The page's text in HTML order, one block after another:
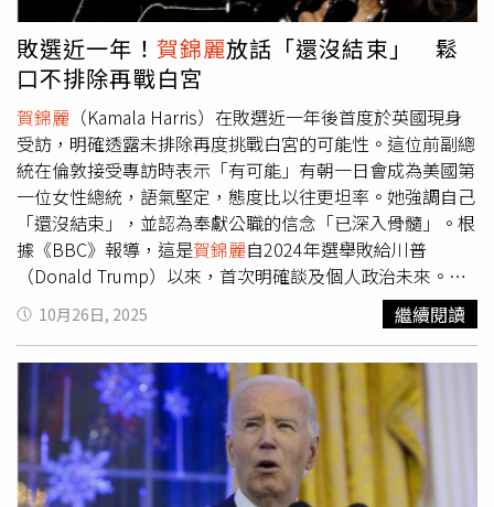
接班人，稱2人「勢不可擋」，並「我只能說，我們這邊有
一群非常優秀的人，而民主黨那邊沒有。」然而，若要真正
讓川普合法挑戰第3任，必須先修改憲法。這項程序不僅需
獲得國會2院2/3支持，還可能涉及各州召開制憲會議，被外
界視為幾乎不可能完成的政治任務。另一方面，民主黨內部
也開始浮現2028年總統選舉的潛在人選。加州州長紐森
（Gavin Newsom）坦言，若說自己沒考慮參選「是在說
謊」，前副總統 賀錦麗（Kamala Harris）也表示「有可
能」再度投入大選。隨著川普對「第3任期」議題採取模糊
態度，美國政壇再度陷入對憲政秩序與個人權力邊界的爭
論。儘管實現的可能性微乎其微，但川普的話語顯然已為
2028年的政治版圖增添新的不確定性。
敗選近一年！ 賀錦麗放話「還沒結束」 鬆
口不排除再戰白宮
賀錦麗 （Kamala Harris）在敗選近一年後首度於英國現身
受訪，明確透露未排除再度挑戰白宮的可能性。這位前副總
統在倫敦接受專訪時表示「有可能」有朝一日會成為美國第
一位女性總統，語氣堅定，態度比以往更坦率。她強調自己
「還沒結束」，並認為奉獻公職的信念「已深入骨髓」。根
據《BBC》報導，這是賀錦麗自2024年選舉敗給川普
（Donald Trump）以來，首次明確談及個人政治未來。她
駁斥外界將她列為2028年民主黨冷門人選的說法，反嗆
「如果我聽信民調，我就不會有第一次選舉，也不會有第二
次。」賀錦麗同時提到，雖然尚未正式決定參選，但自信自
己仍有政治舞台的空間，並相信美國遲早會迎來女性總統，
「我的外甥孫女們在她們的一生中，毫無疑問會看到這一
天。」在訪談中，賀錦麗
重提選舉敗北時的震撼與情緒。當
2024年大選結果揭曉，她一度反覆問道「我的天啊，我們
的國家將會怎麼樣？」她坦言，那場敗選是一種「創傷」，
10月26日, 2025 繼續閱讀